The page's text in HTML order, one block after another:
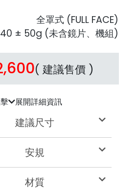
全罩式 (FULL FACE)
± 50g (未含鏡片、機組)
( 建議售價 )
展開詳細資訊
建議尺寸
安規
材質